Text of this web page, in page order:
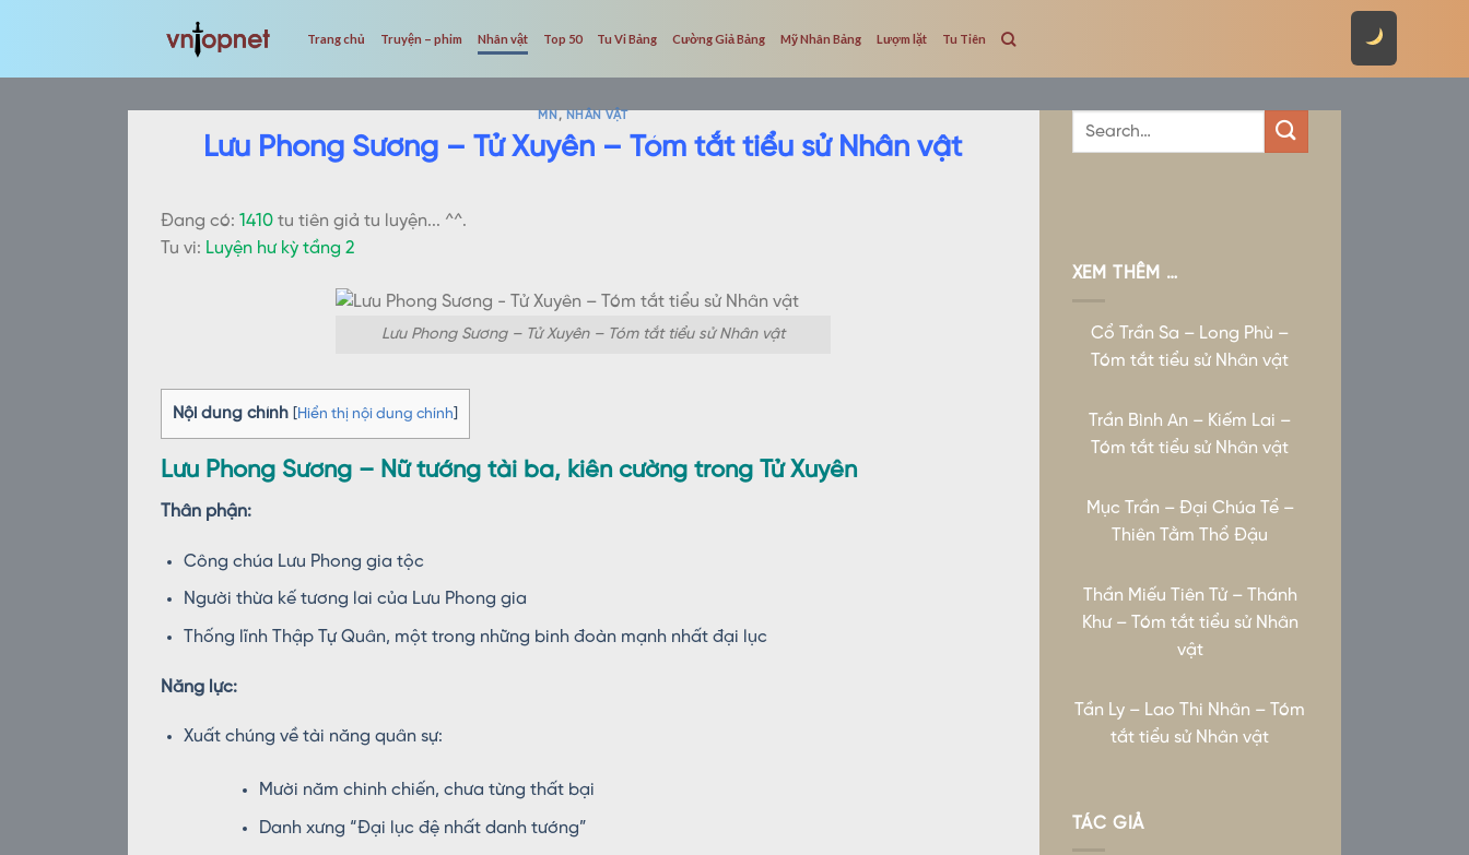
Trang chủ Truyện – phim Nhân vật Top 50 Tu Vi Bảng Cường Giả Bảng Mỹ Nhân Bảng Lượm lặt Tu Tiên
MN , NHÂN VẬT
Lưu Phong Sương – Tử Xuyên – Tóm tắt tiểu sử Nhân vật
Đang có: 1410 tu tiên giả tu luyện... ^^.
Tu vi: Luyện hư kỳ tầng 2
Lưu Phong Sương – Tử Xuyên – Tóm tắt tiểu sử Nhân vật
Nội dung chính [ Hiển thị nội dung chính]
Lưu Phong Sương – Nữ tướng tài ba, kiên cường trong Tử Xuyên
Thân phận:
Công chúa Lưu Phong gia tộc
Người thừa kế tương lai của Lưu Phong gia
Thống lĩnh Thập Tự Quân, một trong những binh đoàn mạnh nhất đại lục
Năng lực:
Xuất chúng về tài năng quân sự:
Mười năm chinh chiến, chưa từng thất bại
Danh xưng “Đại lục đệ nhất danh tướng”
XEM THÊM …
Cổ Trần Sa – Long Phù –
Tóm tắt tiểu sử Nhân vật
Trần Bình An – Kiếm Lai –
Tóm tắt tiểu sử Nhân vật
Mục Trần – Đại Chúa Tể –
Thiên Tằm Thổ Đậu
Thần Miếu Tiên Tử – Thánh
Khư – Tóm tắt tiểu sử Nhân
vật
Tần Ly – Lao Thi Nhân – Tóm
tắt tiểu sử Nhân vật
TÁC GIẢ